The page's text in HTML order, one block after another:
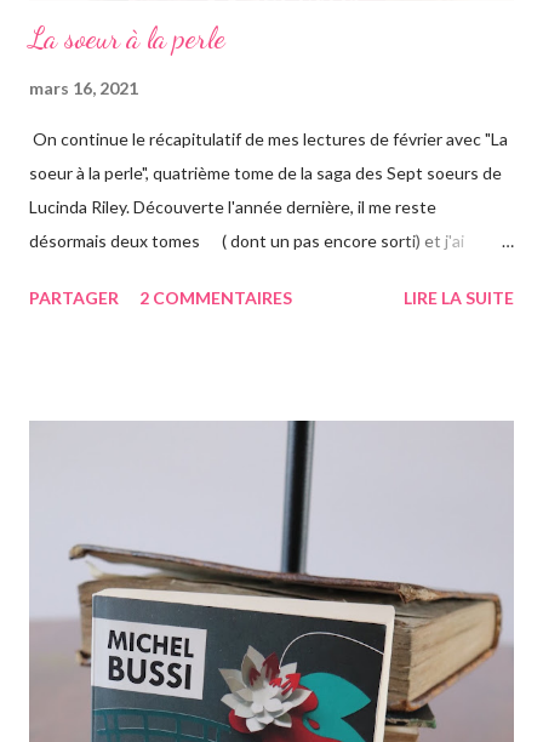
La soeur à la perle
mars 16, 2021
On continue le récapitulatif de mes lectures de février avec "La
soeur à la perle", quatrième tome de la saga des Sept soeurs de
Lucinda Riley. Découverte l'année dernière, il me reste
désormais deux tomes ( dont un pas encore sorti) et j'ai
avez pu le voir précédemment sur le blog. Cette fois-ci on suit la
campagne anglaise, elle va quant à elle partir à l'autre bout du
globe. Habituée à voyager, mais jamais seule, ce long courrier lui
faire peur, mais pour autant elle va aller jusqu'au bout. Avant
d'arriver en Australie, elle fait escale plusieurs semaines en
Thaïlande, sur l'île de Krabi, où elle était déjà allée avec sa soeur.
Elle retrouve des personnes qu'elle conn...
PARTAGER 2 COMMENTAIRES LIRE LA SUITE